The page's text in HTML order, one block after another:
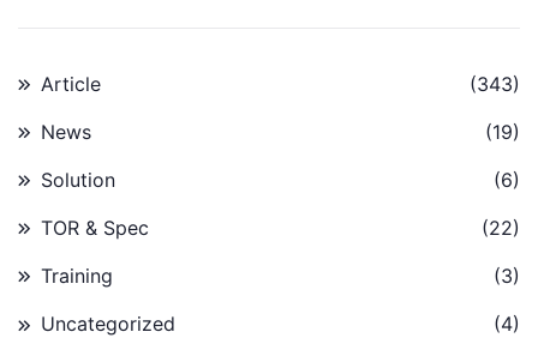
Article (343)
News (19)
Solution (6)
TOR & Spec (22)
Training (3)
Uncategorized (4)